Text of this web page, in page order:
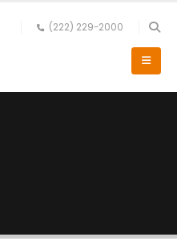
(222) 229-2000